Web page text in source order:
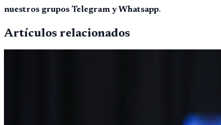
nuestros grupos Telegram y Whatsapp.
Artículos relacionados